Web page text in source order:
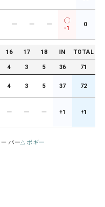
ー ー ー
-1
0
16 17 18 IN TOTAL
4 3 5 36 71
4 3 5 37 72
ー ー ー +1 +1
ー パー ボギー